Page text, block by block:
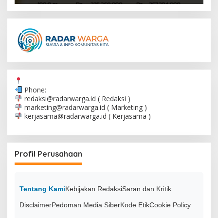
Phone:
redaksi@radarwarga.id ( Redaksi )
marketing@radarwarga.id ( Marketing )
kerjasama@radarwarga.id ( Kerjasama )
Profil Perusahaan
Tentang KamiKebijakan RedaksiSaran dan Kritik
DisclaimerPedoman Media SiberKode EtikCookie Policy